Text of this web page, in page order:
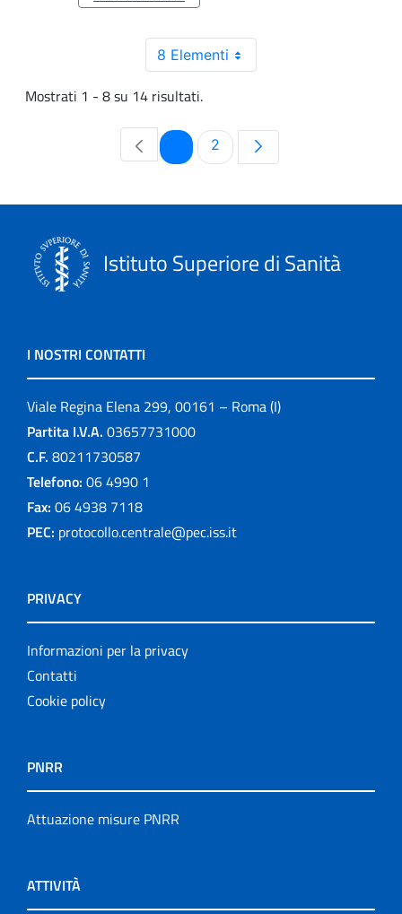
8 Elementi
Mostrati 1 - 8 su 14 risultati.
PaginaPagina
2
Istituto Superiore di Sanità
I NOSTRI CONTATTI
Viale Regina Elena 299, 00161 – Roma (I)
Partita I.V.A. 03657731000
C.F. 80211730587
Telefono: 06 4990 1
Fax: 06 4938 7118
PEC: protocollo.centrale@pec.iss.it
PRIVACY
Informazioni per la privacy
Contatti
Cookie policy
PNRR
Attuazione misure PNRR
ATTIVITÀ